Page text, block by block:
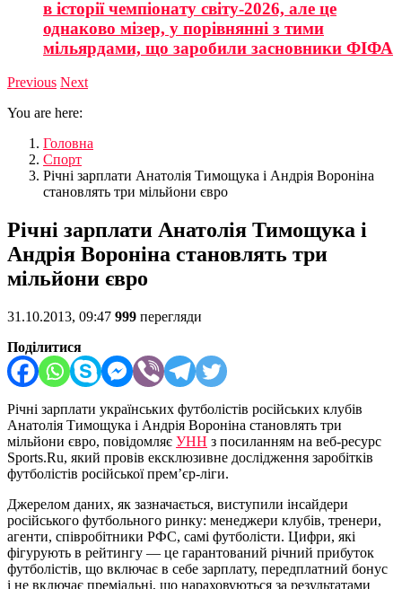
в історії чемпіонату світу-2026, але це
однаково мізер, у порівнянні з тими
мільярдами, що заробили засновники ФІФА
Previous Next
You are here:
Головна
Спорт
Річні зарплати Анатолія Тимощука і Андрія Вороніна
становлять три мільйони євро
Річні зарплати Анатолія Тимощука і
Андрія Вороніна становлять три
мільйони євро
31.10.2013, 09:47 999 перегляди
Поділитися
Річні зарплати українських футболістів російських клубів
Анатолія Тимощука і Андрія Вороніна становлять три
мільйони євро, повідомляє УНН з посиланням на веб-ресурс
Sports.Ru, який провів ексклюзивне дослідження заробітків
футболістів російської прем’єр-ліги.
Джерелом даних, як зазначається, виступили інсайдери
російського футбольного ринку: менеджери клубів, тренери,
агенти, співробітники РФС, самі футболісти. Цифри, які
фігурують в рейтингу — це гарантований річний прибуток
футболістів, що включає в себе зарплату, передплатний бонус
і не включає преміальні, що нараховуються за результатами